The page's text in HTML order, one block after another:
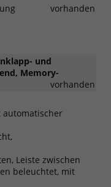
vorhanden
und
Memory-
vorhanden
automatischer
Leiste zwischen
beleuchtet, mit